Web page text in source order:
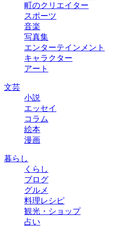
町のクリエイター
スポーツ
音楽
写真集
エンターテインメント
キャラクター
アート
文芸
小説
エッセイ
コラム
絵本
漫画
暮らし
くらし
ブログ
グルメ
料理レシピ
観光・ショップ
占い